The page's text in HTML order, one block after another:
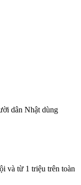
dân Nhật dùng
và từ 1 triệu trên toàn